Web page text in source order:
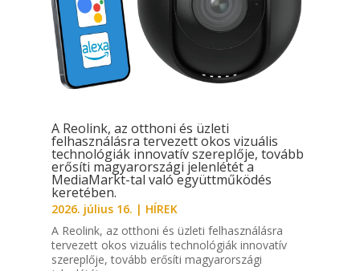
A Reolink, az otthoni és üzleti
felhasználásra tervezett okos vizuális
technológiák innovatív szereplője, tovább
erősíti magyarországi jelenlétét a
MediaMarkt-tal való együttműködés
keretében.
2026. július 16. | HÍREK
A Reolink, az otthoni és üzleti felhasználásra
tervezett okos vizuális technológiák innovatív
szereplője, tovább erősíti magyarországi